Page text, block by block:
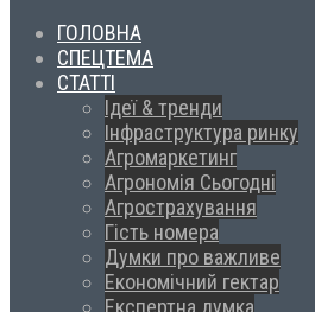
ГОЛОВНА
СПЕЦТЕМА
СТАТТІ
Ідеї & тренди
Інфраструктура ринку
Агромаркетинг
Агрономія Сьогодні
Агрострахування
Гість номера
Думки про важливе
Економічний гектар
Експертна думка